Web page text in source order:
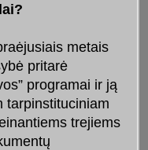
metais
pritarė
programai ir ją
tarpinstituciniam
trejiems